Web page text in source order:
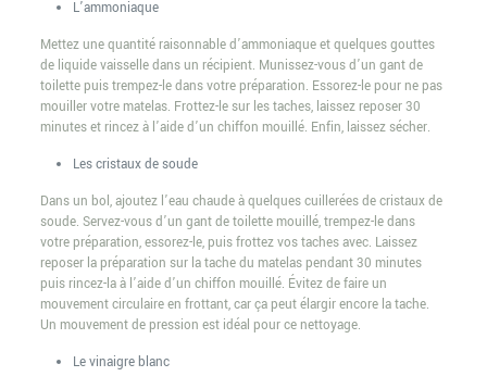
L’ammoniaque
Mettez une quantité raisonnable d’ammoniaque et quelques gouttes
de liquide vaisselle dans un récipient. Munissez-vous d’un gant de
toilette puis trempez-le dans votre préparation. Essorez-le pour ne pas
mouiller votre matelas. Frottez-le sur les taches, laissez reposer 30
minutes et rincez à l’aide d’un chiffon mouillé. Enfin, laissez sécher.
Les cristaux de soude
Dans un bol, ajoutez l’eau chaude à quelques cuillerées de cristaux de
soude. Servez-vous d’un gant de toilette mouillé, trempez-le dans
votre préparation, essorez-le, puis frottez vos taches avec. Laissez
reposer la préparation sur la tache du matelas pendant 30 minutes
puis rincez-la à l’aide d’un chiffon mouillé. Évitez de faire un
mouvement circulaire en frottant, car ça peut élargir encore la tache.
Un mouvement de pression est idéal pour ce nettoyage.
Le vinaigre blanc